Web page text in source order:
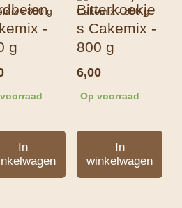
-
g
In
Bitterkoekje
s Cakemix -
800 g
6,00
Op voorraad
In
winkelwagen